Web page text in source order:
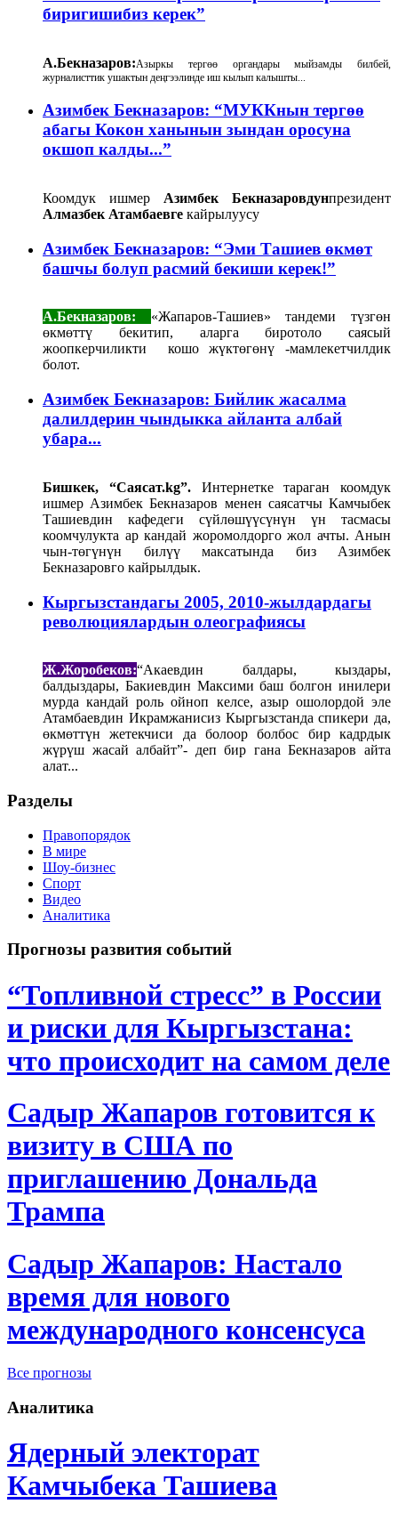
биригишибиз керек”
А.Бекназаров:Азыркы тергөө органдары мыйзамды билбей,
журналисттик ушактын деңгээлинде иш кылып калышты...
Азимбек Бекназаров: “МУККнын тергөө
абагы Кокон ханынын зындан оросуна
окшоп калды...”
Коомдук ишмер Азимбек Бекназаровдунпрезидент
Алмазбек Атамбаевге кайрылуусу
Азимбек Бекназаров: “Эми Ташиев өкмөт
башчы болуп расмий бекиши керек!”
А.Бекназаров: «Жапаров-Ташиев» тандеми түзгөн
өкмөттү бекитип, аларга биротоло саясый
жоопкерчиликти кошо жүктөгөнү -мамлекетчилдик
болот.
Азимбек Бекназаров: Бийлик жасалма
далилдерин чындыкка айланта албай
убара...
Бишкек, “Саясат.kg”.Интернетке тараган коомдук
ишмер Азимбек Бекназаров менен саясатчы Камчыбек
Ташиевдин кафедеги сүйлөшүүсүнүн үн тасмасы
коомчулукта ар кандай жоромолдорго жол ачты. Анын
чын-төгүнүн билүү максатында биз Азимбек
Бекназаровго кайрылдык.
Кыргызстандагы 2005, 2010-жылдардагы
революциялардын олеографиясы
Ж.Жоробеков:“Акаевдин балдары, кыздары,
балдыздары, Бакиевдин Максими баш болгон инилери
мурда кандай роль ойноп келсе, азыр ошолордой эле
Атамбаевдин Икрамжанисиз Кыргызстанда спикери да,
өкмөттүн жетекчиси да болоор болбос бир кадрдык
жүрүш жасай албайт”- деп бир гана Бекназаров айта
алат...
Разделы
Правопорядок
В мире
Шоу-бизнес
Спорт
Видео
Аналитика
Прогнозы развития событий
“Топливной стресс” в России
и риски для Кыргызстана:
что происходит на самом деле
Садыр Жапаров готовится к
визиту в США по
приглашению Дональда
Трампа
Садыр Жапаров: Настало
время для нового
международного консенсуса
Все прогнозы
Аналитика
Ядерный электорат
Камчыбека Ташиева